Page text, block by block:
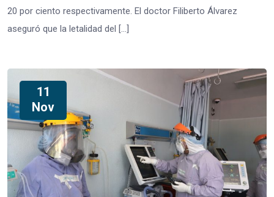
20 por ciento respectivamente. El doctor Filiberto Álvarez
aseguró que la letalidad del […]
11
Nov